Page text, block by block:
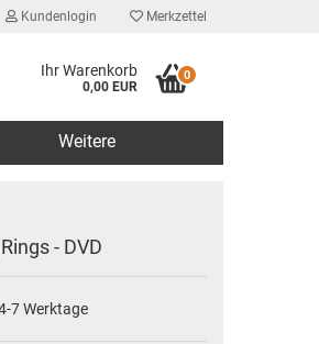
Kundenlogin Merkzettel
Ihr Warenkorb
0,00 EUR
0
Weitere
- DVD
7 Werktage